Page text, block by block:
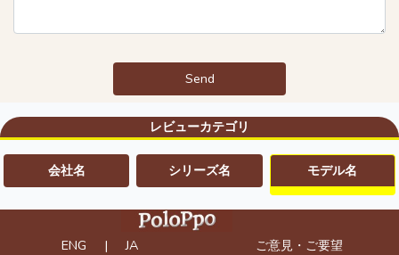
Send
レビューカテゴリ
会社名 シリーズ名 モデル名
ENG | JA ご意見・ご要望